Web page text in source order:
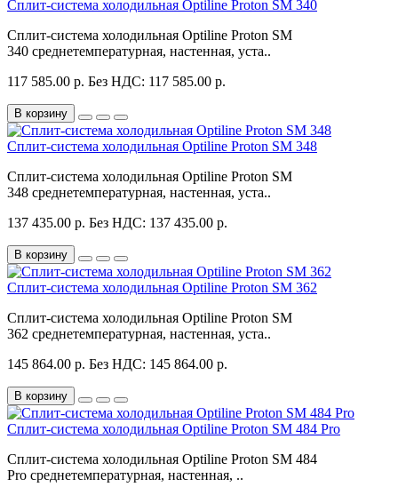
Сплит-система холодильная Optiline Proton SM 340
Сплит-система холодильная Optiline Proton SM
340 среднетемпературная, настенная, уста..
117 585.00 р. Без НДС: 117 585.00 р.
В корзину
Сплит-система холодильная Optiline Proton SM 348
Сплит-система холодильная Optiline Proton SM
348 среднетемпературная, настенная, уста..
137 435.00 р. Без НДС: 137 435.00 р.
В корзину
Сплит-система холодильная Optiline Proton SM 362
Сплит-система холодильная Optiline Proton SM
362 среднетемпературная, настенная, уста..
145 864.00 р. Без НДС: 145 864.00 р.
В корзину
Сплит-система холодильная Optiline Proton SM 484 Pro
Сплит-система холодильная Optiline Proton SM 484
Pro среднетемпературная, настенная, ..